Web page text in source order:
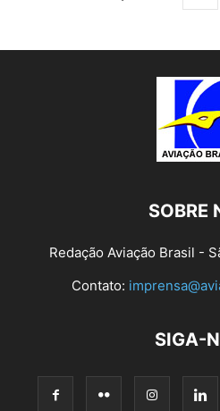
SOBRE
Redação Aviação Brasil -
Contato:
SIGA-